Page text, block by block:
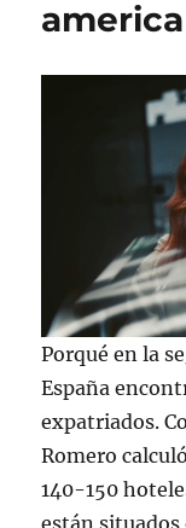
Porqué en la
España
expatriados.
Romero
140-150
están situados